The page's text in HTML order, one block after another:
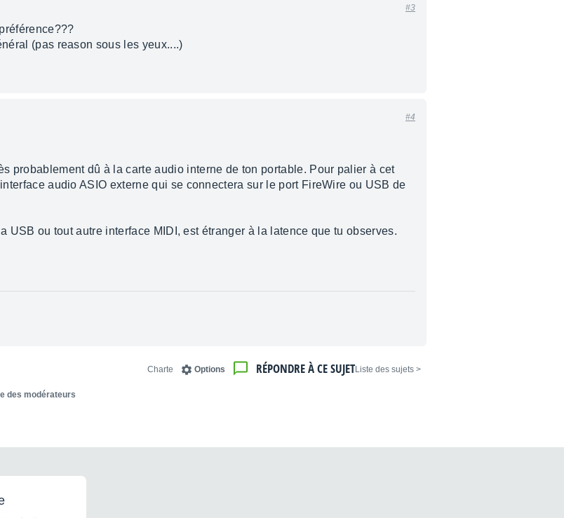
#3
(pas reason sous les yeux....)
#4
probablement dû à la carte audio interne de ton portable. Pour palier à cet
audio ASIO externe qui se connectera sur le port FireWire ou USB de
USB ou tout autre interface MIDI, est étranger à la latence que tu observes.
< Liste des sujets
RÉPONDRE À CE SUJET
Options
Charte
des modérateurs